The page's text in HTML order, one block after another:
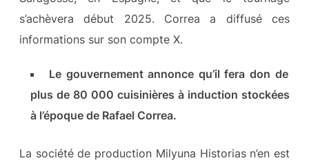
s’achèvera début 2025. Correa a diffusé ces
informations sur son compte X.
Le gouvernement annonce qu’il fera don de
plus de 80 000 cuisinières à induction stockées
à l’époque de Rafael Correa.
La société de production Milyuna Historias n’en est